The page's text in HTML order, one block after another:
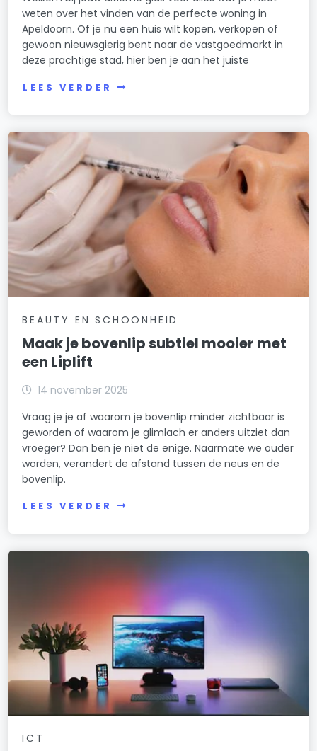
weten over het vinden van de perfecte woning in
Apeldoorn. Of je nu een huis wilt kopen, verkopen of
gewoon nieuwsgierig bent naar de vastgoedmarkt in
deze prachtige stad, hier ben je aan het juiste
LEES VERDER
BEAUTY EN SCHOONHEID
Maak je bovenlip subtiel mooier met
een Liplift
14 november 2025
Vraag je je af waarom je bovenlip minder zichtbaar is
geworden of waarom je glimlach er anders uitziet dan
vroeger? Dan ben je niet de enige. Naarmate we ouder
worden, verandert de afstand tussen de neus en de
bovenlip.
LEES VERDER
ICT